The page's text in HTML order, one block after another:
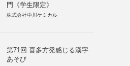
門《学生限定》
株式会社中川ケミカル
第71回 喜多方発感じる漢字
あそび